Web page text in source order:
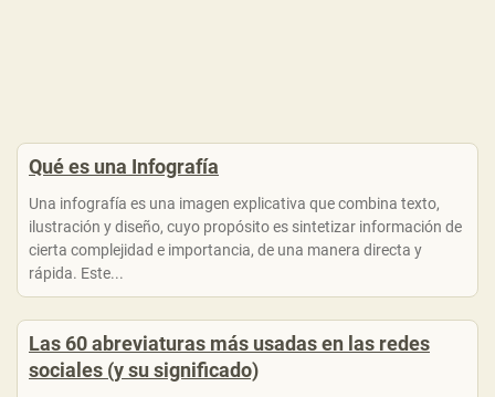
Qué es una Infografía
Una infografía es una imagen explicativa que combina texto,
ilustración y diseño, cuyo propósito es sintetizar información de
cierta complejidad e importancia, de una manera directa y
rápida. Este...
Las 60 abreviaturas más usadas en las redes
sociales (y su significado)